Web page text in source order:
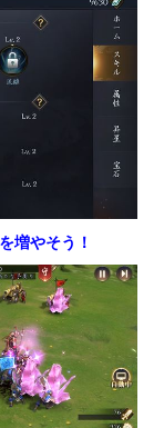
増やそう！